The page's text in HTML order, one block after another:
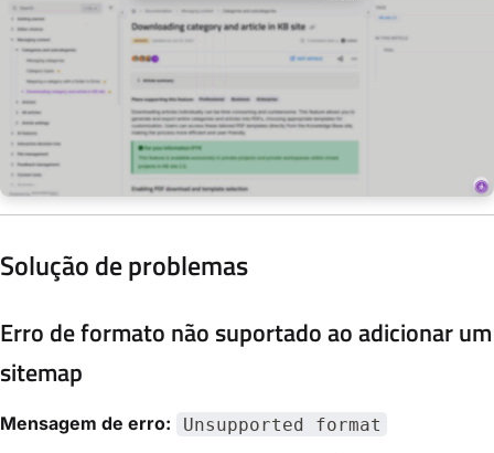
Solução de problemas
Erro de formato não suportado ao adicionar um
sitemap
Mensagem de erro: Unsupported format